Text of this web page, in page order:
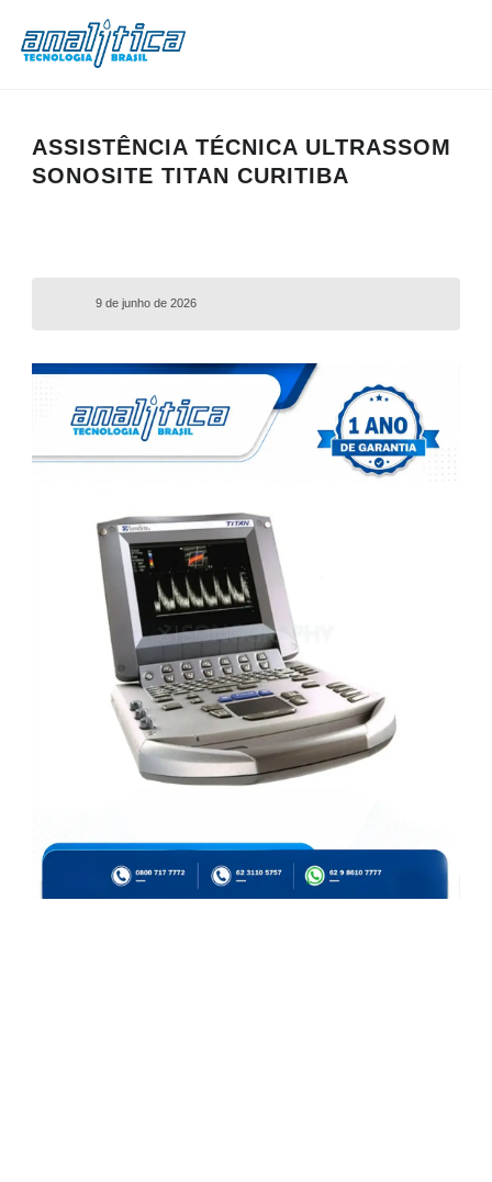
ASSISTÊNCIA TÉCNICA ULTRASSOM
SONOSITE TITAN CURITIBA
9 de junho de 2026